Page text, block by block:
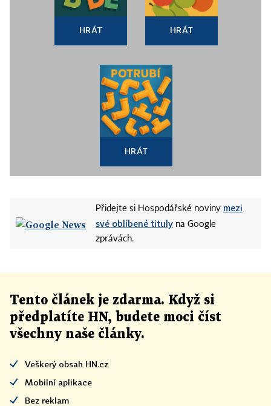
HRÁT HRÁT
HRÁT
Přidejte si Hospodářské noviny mezi
své oblíbené tituly na Google
zprávách.
Tento článek je zdarma. Když si
předplatíte HN, budete moci číst
všechny naše články.
Veškerý obsah HN.cz
Mobilní aplikace
Bez reklam